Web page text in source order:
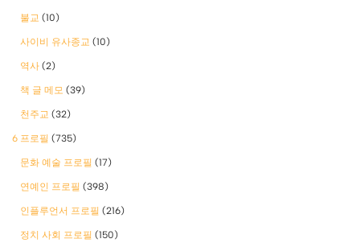
불교 (10)
사이비 유사종교 (10)
역사 (2)
책 글 메모 (39)
천주교 (32)
6 프로필 (735)
문화 예술 프로필 (17)
연예인 프로필 (398)
인플루언서 프로필 (216)
정치 사회 프로필 (150)